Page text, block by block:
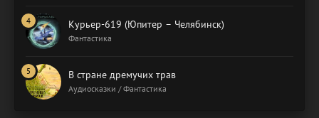
Курьер-619 (Юпитер – Челябинск)
Фантастика
В стране дремучих трав
Аудиосказки / Фантастика